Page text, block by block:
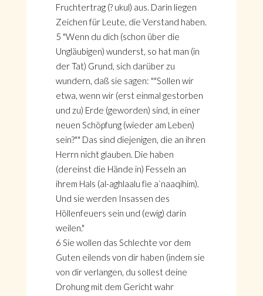
Fruchtertrag (? ukul) aus. Darin liegen
Zeichen für Leute, die Verstand haben.
5 "Wenn du dich (schon über die
Ungläubigen) wunderst, so hat man (in
der Tat) Grund, sich darüber zu
wundern, daß sie sagen: ""Sollen wir
etwa, wenn wir (erst einmal gestorben
und zu) Erde (geworden) sind, in einer
neuen Schöpfung (wieder am Leben)
sein?"" Das sind diejenigen, die an ihren
Herrn nicht glauben. Die haben
(dereinst die Hände in) Fesseln an
ihrem Hals (al-aghlaalu fìe a`naaqihim).
Und sie werden Insassen des
Höllenfeuers sein und (ewig) darin
weilen."
6 Sie wollen das Schlechte vor dem
Guten eilends von dir haben (indem sie
von dir verlangen, du sollest deine
Drohung mit dem Gericht wahr